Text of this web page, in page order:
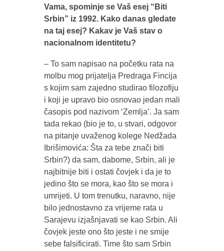
Vama, spominje se Vaš esej “Biti
Srbin” iz 1992. Kako danas gledate
na taj esej? Kakav je Vaš stav o
nacionalnom identitetu?
– To sam napisao na početku rata na
molbu mog prijatelja Predraga Fincija
s kojim sam zajedno studirao filozofiju
i koji je upravo bio osnovao jedan mali
časopis pod nazivom ‘Zemlja’. Ja sam
tada rekao (bio je to, u stvari, odgovor
na pitanje uvaženog kolege Nedžada
Ibrišimovića: Šta za tebe znači biti
Srbin?) da sam, dabome, Srbin, ali je
najbitnije biti i ostati čovjek i da je to
jedino što se mora, kao što se mora i
umrijeti. U tom trenutku, naravno, nije
bilo jednostavno za vrijeme rata u
Sarajevu izjašnjavati se kao Srbin. Ali
čovjek jeste ono što jeste i ne smije
sebe falsificirati. Time što sam Srbin